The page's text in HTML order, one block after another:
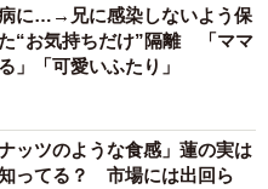
に…→兄に感染しないよう保
“お気持ちだけ”隔離 「ママ
」「可愛いふたり」
ッツのような食感」蓮の実は
ってる？ 市場には出回ら